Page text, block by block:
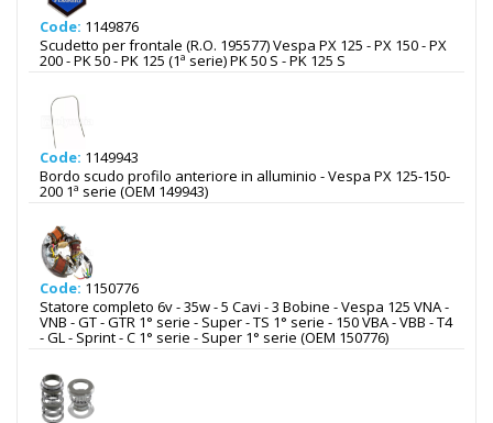
Code: 1149876
Scudetto per frontale (R.O. 195577) Vespa PX 125 - PX 150 - PX
200 - PK 50 - PK 125 (1ª serie) PK 50 S - PK 125 S
Code: 1149943
Bordo scudo profilo anteriore in alluminio - Vespa PX 125-150-
200 1ª serie (OEM 149943)
Code: 1150776
Statore completo 6v - 35w - 5 Cavi - 3 Bobine - Vespa 125 VNA -
VNB - GT - GTR 1° serie - Super - TS 1° serie - 150 VBA - VBB - T4
- GL - Sprint - C 1° serie - Super 1° serie (OEM 150776)